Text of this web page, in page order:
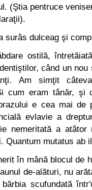
(Ştia pentruce
surâs dulceag şi
ostilă,
când un nou
Am simţit
cum eram tânăr, şi
e cea mai
evlavie a
nemeritată a atâtor
Quantum mutatus ab
în mână blocul de
de-alături, nu
scufundată